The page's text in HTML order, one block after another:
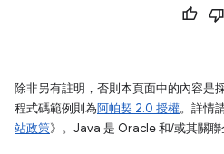
除非另有註明，否則本頁面中的內容是
程式碼範例則為阿帕契 2.0 授權。詳情
站政策》。Java 是 Oracle 和/或其關聯